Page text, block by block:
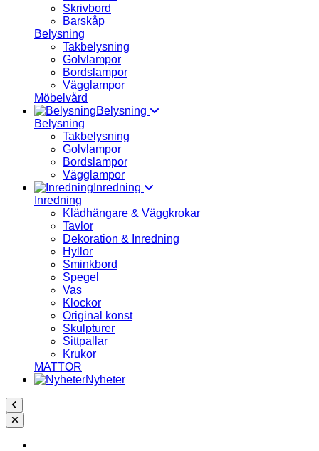
Skrivbord
Barskåp
Belysning
Takbelysning
Golvlampor
Bordslampor
Vägglampor
Möbelvård
Belysning
Belysning
Takbelysning
Golvlampor
Bordslampor
Vägglampor
Inredning
Inredning
Klädhängare & Väggkrokar
Tavlor
Dekoration & Inredning
Hyllor
Sminkbord
Spegel
Vas
Klockor
Original konst
Skulpturer
Sittpallar
Krukor
MATTOR
Nyheter